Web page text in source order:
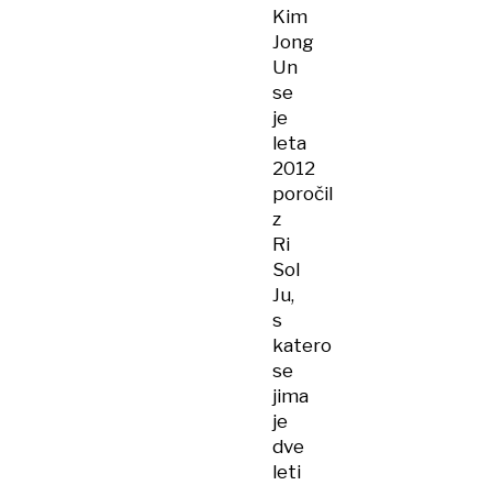
Kim
Jong
Un
se
je
leta
2012
poročil
z
Ri
Sol
Ju,
s
katero
se
jima
je
dve
leti